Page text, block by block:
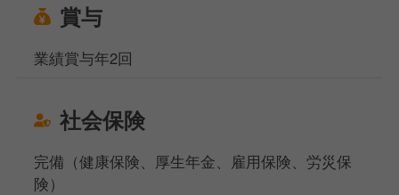
賞与
業績賞与年2回
社会保険
完備（健康保険、厚生年金、雇用保険、労災保
険）